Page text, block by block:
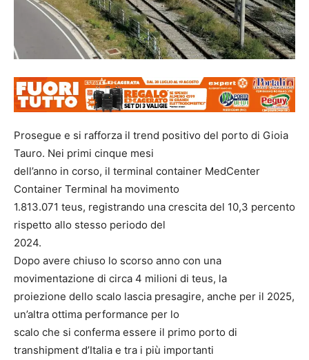
Prosegue e si rafforza il trend positivo del porto di Gioia
Tauro. Nei primi cinque mesi
dell’anno in corso, il terminal container MedCenter
Container Terminal ha movimento
1.813.071 teus, registrando una crescita del 10,3 percento
rispetto allo stesso periodo del
2024.
Dopo avere chiuso lo scorso anno con una
movimentazione di circa 4 milioni di teus, la
proiezione dello scalo lascia presagire, anche per il 2025,
un’altra ottima performance per lo
scalo che si conferma essere il primo porto di
transhipment d’Italia e tra i più importanti